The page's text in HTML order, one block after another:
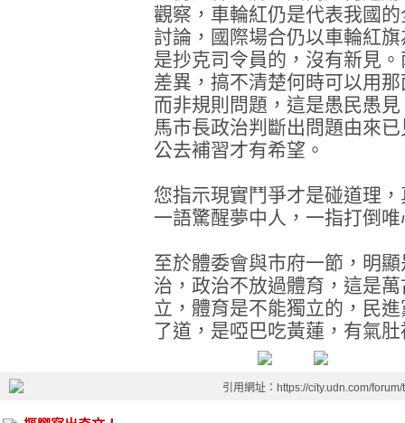
觀察，車輪紅仍是代表我國
討論，國際場合仍以車輪紅
是抄克司令員的，沒有新見
差異，搞不清楚何時可以用
而非規則問題，這是愚民愚
馬市長政治判斷出問題由來
公去補習才有希望。
您指示現實鬥爭才是碰道理
一語驚醒夢中人，一指打倒
至於體委會與市府一節，明
治，政治不放過體育，這是
立，體育是不能獨立的，民
了道，是啞巴吃黃蓮，有氣
引用網址：https://city.udn.com/